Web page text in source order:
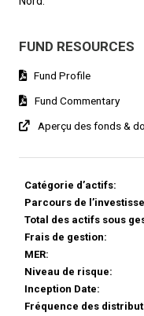
FUND RESOURCES
Fund Profile
Fund Commentary
Aperçu des fonds &
Catégorie d’actifs:
Parcours de
Total des actifs sous
Frais de gestion:
MER:
Niveau de risque:
Inception Date:
Fréquence des